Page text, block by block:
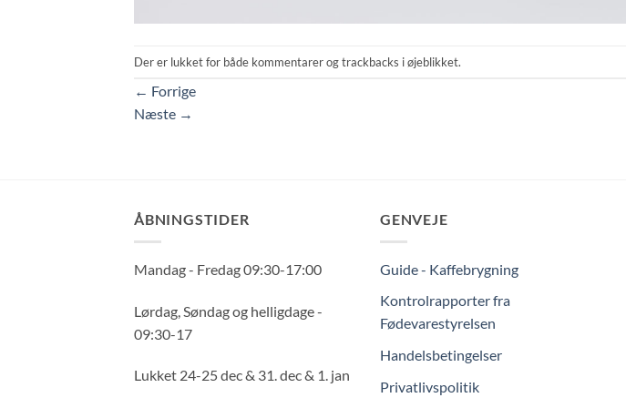
Der er lukket for både kommentarer og trackbacks i øjeblikket.
← Forrige
Næste →
ÅBNINGSTIDER
Mandag - Fredag 09:30-17:00
Lørdag, Søndag og helligdage -
09:30-17
Lukket 24-25 dec & 31. dec & 1. jan
GENVEJE
Guide - Kaffebrygning
Kontrolrapporter fra
Fødevarestyrelsen
Handelsbetingelser
Privatlivspolitik